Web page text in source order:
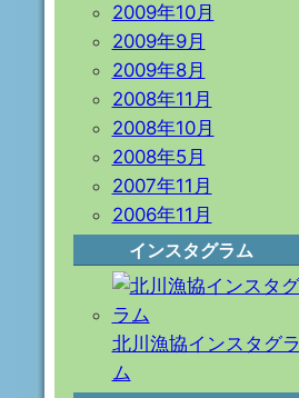
2009年10月
2009年9月
2009年8月
2008年11月
2008年10月
2008年5月
2007年11月
2006年11月
インスタグラム
北川漁協インスタグラ
ム